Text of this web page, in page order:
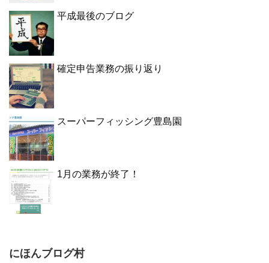
平成最後のブログ
確定申告業務の振り返り
スーパーフィッシング豊島園
1月の業務が終了！
にほんブログ村